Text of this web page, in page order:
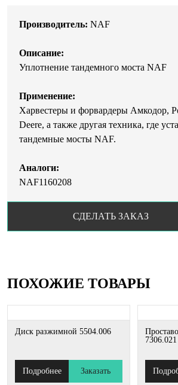
Производитель: NAF
Описание:
Уплотнение тандемного моста NAF
Применение:
Харвестеры и форвардеры Амкодор,
Deere, а также другая техника, где
тандемные мосты NAF.
Аналоги:
NAF1160208
СДЕЛАТЬ ЗАКАЗ
ПОХОЖИЕ ТОВАРЫ
Диск разжимной 5504.006
Подробнее Заказать
7306.021